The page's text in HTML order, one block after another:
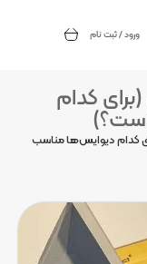
ورود / ثبت نام
کدام
کدام دیوایس‌ها مناسب